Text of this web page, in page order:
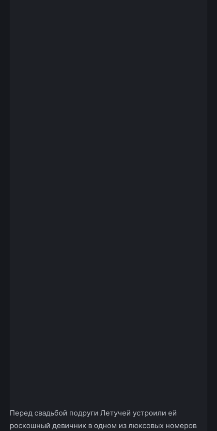
Перед свадьбой подруги Летучей устроили ей
роскошный девичник в одном из люксовых номеров